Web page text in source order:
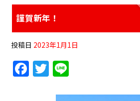
謹賀新年！
投稿日 2023年1月1日
F T